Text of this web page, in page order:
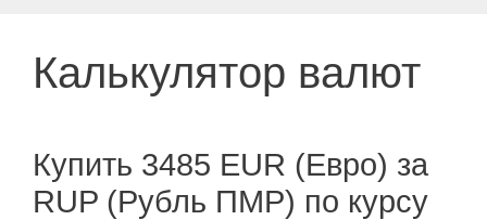
Калькулятор валют
Купить 3485 EUR (Евро) за
RUP (Рубль ПМР) по курсу